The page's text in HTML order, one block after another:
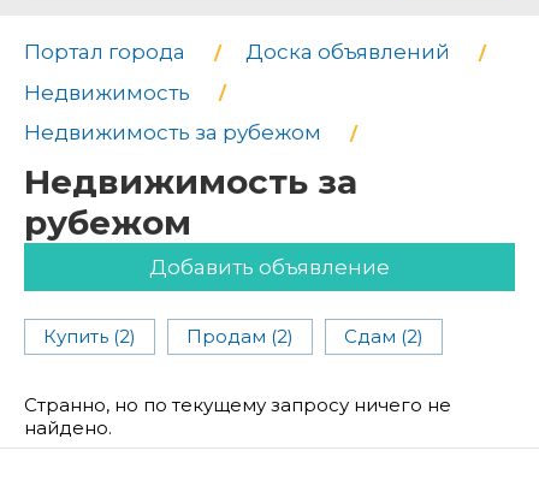
Портал города
Доска объявлений
Недвижимость
Недвижимость за рубежом
Недвижимость за
рубежом
Добавить объявление
Купить (2) Продам (2) Сдам (2)
Странно, но по текущему запросу ничего не
найдено.